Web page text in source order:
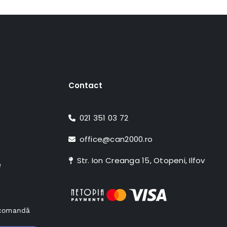
Contact
021 351 03 72
office@can2000.ro
Str. Ion Creanga 15, Otopeni, Ilfov